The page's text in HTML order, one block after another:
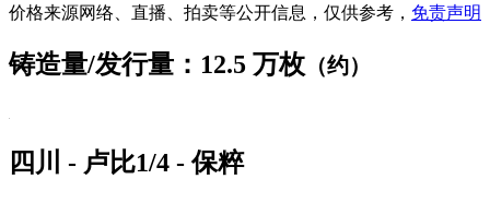
价格来源网络、直播、拍卖等公开信息，仅供参考， 免责声明
铸造量/发行量：12.5 万枚 （约）
四川 - 卢比1/4 - 保粹